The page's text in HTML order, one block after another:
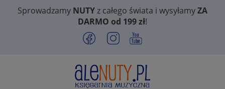
Sprowadzamy NUTYz całego świata i wysyłamyZA
DARMO od 199 zł!